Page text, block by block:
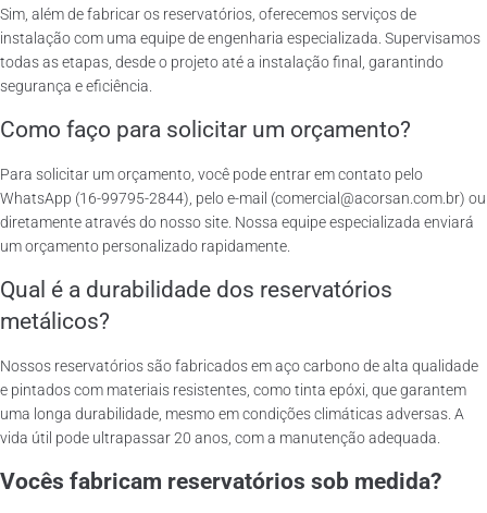
Sim, além de fabricar os reservatórios, oferecemos serviços de
instalação com uma equipe de engenharia especializada. Supervisamos
todas as etapas, desde o projeto até a instalação final, garantindo
segurança e eficiência.
Como faço para solicitar um orçamento?
Para solicitar um orçamento, você pode entrar em contato pelo
WhatsApp (16-99795-2844), pelo e-mail (comercial@acorsan.com.br) ou
diretamente através do nosso site. Nossa equipe especializada enviará
um orçamento personalizado rapidamente.
Qual é a durabilidade dos reservatórios
metálicos?
Nossos reservatórios são fabricados em aço carbono de alta qualidade
e pintados com materiais resistentes, como tinta epóxi, que garantem
uma longa durabilidade, mesmo em condições climáticas adversas. A
vida útil pode ultrapassar 20 anos, com a manutenção adequada.
Vocês fabricam reservatórios sob medida?